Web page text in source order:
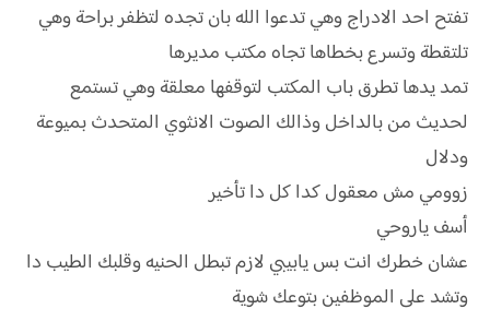
تفتح احد الادراج وهي تدعوا الله بان تجده لتظفر براحة وهي
تلتقطة وتسرع بخطاها تجاه مكتب مديرها
تمد يدها تطرق باب المكتب لتوقفها معلقة وهي تستمع
لحديث من بالداخل وذالك الصوت الانثوي المتحدث بميوعة
ودلال
زوومي مش معقول كدا كل دا تأخير
أسف ياروحي
عشان خطرك انت بس يابيبي لازم تبطل الحنيه وقلبك الطيب دا
وتشد على الموظفين بتوعك شوية